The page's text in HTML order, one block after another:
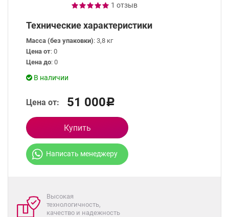
1 отзыв
Технические характеристики
Масса (без упаковки): 3,8 кг
Цена от: 0
Цена до: 0
В наличии
Цена от: 51 000Р
Купить
Написать менеджеру
Высокая
технологичность,
качество и надежность